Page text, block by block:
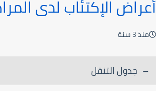
أعراض الإكتئاب لدى
منذ 3 سنة
جدول التنقل